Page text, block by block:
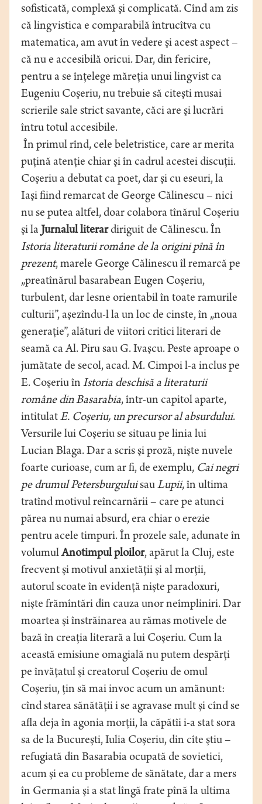
sofisticată, complexă şi complicată. Cînd am zis
că lingvistica e comparabilă întrucîtva cu
matematica, am avut în vedere şi acest aspect –
că nu e accesibilă oricui. Dar, din fericire,
pentru a se înţelege măreţia unui lingvist ca
Eugeniu Coşeriu, nu trebuie să citeşti musai
scrierile sale strict savante, căci are şi lucrări
întru totul accesibile.
În primul rînd, cele beletristice, care ar merita
puţină atenţie chiar şi în cadrul acestei discuţii.
Coşeriu a debutat ca poet, dar şi cu eseuri, la
Iaşi fiind remarcat de George Călinescu – nici
nu se putea altfel, doar colabora tînărul Coşeriu
şi laJurnalul literardiriguit de Călinescu. În
Istoria literaturii române de la origini pînă în
prezent, marele George Călinescu îl remarcă pe
„preatînărul basarabean Eugen Coşeriu,
turbulent, dar lesne orientabil în toate ramurile
culturii”, aşezîndu-l la un loc de cinste, în „noua
generaţie”, alături de viitori critici literari de
seamă ca Al. Piru sau G. Ivaşcu. Peste aproape o
jumătate de secol, acad. M. Cimpoi l-a inclus pe
E. Coşeriu în Istoria deschisă a literaturii
române din Basarabia, într-un capitol aparte,
intitulatE. Coşeriu, un precursor al absurdului.
Versurile lui Coşeriu se situau pe linia lui
Lucian Blaga. Dar a scris şi proză, nişte nuvele
foarte curioase, cum ar fi, de exemplu, Cai negri
pe drumul PetersburguluisauLupii, în ultima
tratînd motivul reîncarnării – care pe atunci
părea nu numai absurd, era chiar o erezie
pentru acele timpuri. În prozele sale, adunate în
volumulAnotimpul ploilor, apărut la Cluj, este
frecvent şi motivul anxietăţii şi al morţii,
autorul scoate în evidenţă nişte paradoxuri,
nişte frămîntări din cauza unor neîmpliniri. Dar
moartea şi înstrăinarea au rămas motivele de
bază în creaţia literară a lui Coşeriu. Cum la
această emisiune omagială nu putem despărţi
pe învăţatul şi creatorul Coşeriu de omul
Coşeriu, ţin să mai invoc acum un amănunt:
cînd starea sănătăţii i se agravase mult şi cînd se
afla deja în agonia morţii, la căpătîi i-a stat sora
sa de la Bucureşti, Iulia Coşeriu, din cîte ştiu –
refugiată din Basarabia ocupată de sovietici,
acum şi ea cu probleme de sănătate, dar a mers
în Germania şi a stat lîngă frate pînă la ultima